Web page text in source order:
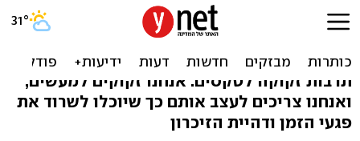
דרוש צום ביום השנה לרצח
תרבות זקוקה לטקסים. אנחנו זקוקים למעשים,
ואנחנו צריכים לעצב אותם כך שיוכלו לשרוד את
פגעי הזמן ודהיית הזיכרון